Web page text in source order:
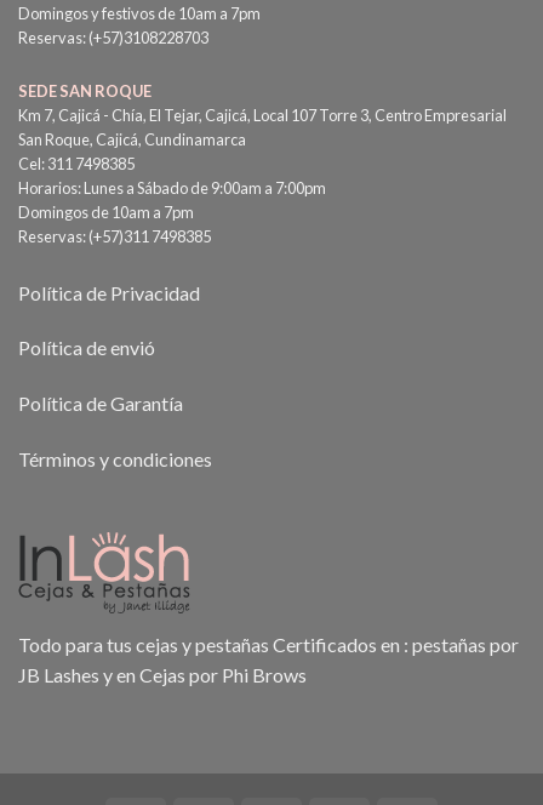
Domingos y festivos de 10am a 7pm
Reservas: (+57)3108228703
SEDE SAN ROQUE
Km 7, Cajicá - Chía, El Tejar, Cajicá, Local 107 Torre 3, Centro Empresarial
San Roque, Cajicá, Cundinamarca
Cel: 311 7498385
Horarios: Lunes a Sábado de 9:00am a 7:00pm
Domingos de 10am a 7pm
Reservas: (+57)311 7498385
Política de Privacidad
Política de envió
Política de Garantía
Términos y condiciones
Todo para tus cejas y pestañas Certificados en : pestañas por
JB Lashes y en Cejas por Phi Brows